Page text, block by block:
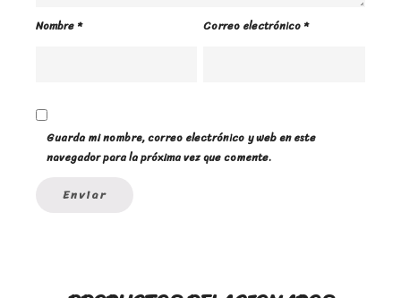
Nombre* Correo electrónico*
Guarda mi nombre, correo electrónico y web en este
navegador para la próxima vez que comente.